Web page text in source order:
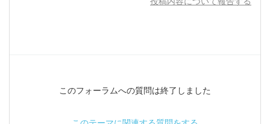
このフォーラムへの質問は終了しました